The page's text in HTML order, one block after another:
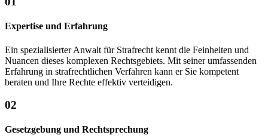
Expertise und Erfahrung
Ein spezialisierter Anwalt für Strafrecht kennt die Feinheiten und
Nuancen dieses komplexen Rechtsgebiets. Mit seiner umfassenden
Erfahrung in strafrechtlichen Verfahren kann er Sie kompetent
beraten und Ihre Rechte effektiv verteidigen.
02
Gesetzgebung und Rechtsprechung